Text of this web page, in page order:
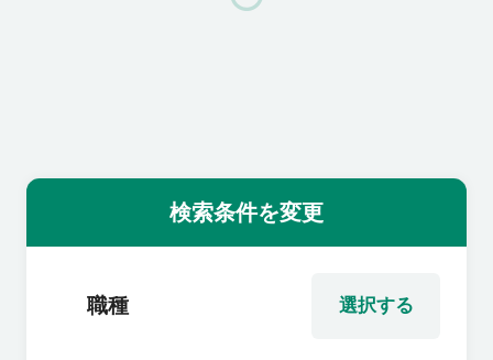
企業の担当者様
検索条件を変更
選択する
職種